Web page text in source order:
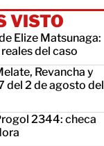
VISTO
Elize Matsunaga:
reales del caso
Revancha y
del 2 de agosto del
2344: checa